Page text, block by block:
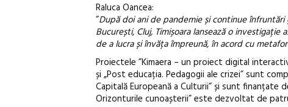
Raluca Oancea:
”După doi ani de pandemie și continue
București, Cluj, Timișoara lansează o
de a lucra și învăța împreună, în acord cu
Proiectele ”Kimaera – un proiect digital
și „Post educația. Pedagogii ale crizei” sunt
Capitală Europeană a Culturii” și sunt finanțate
Orizonturile cunoașterii” este dezvoltat de